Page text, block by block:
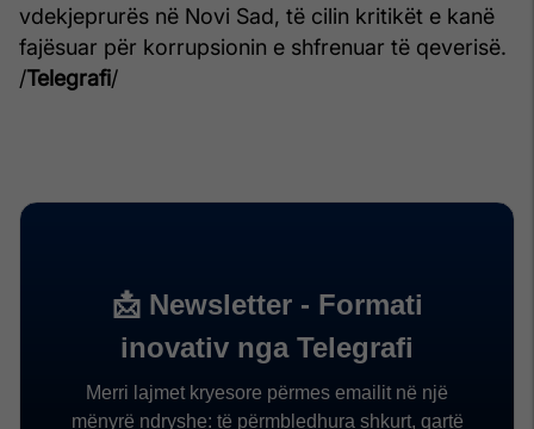
vdekjeprurës në Novi Sad, të cilin kritikët e kanë
fajësuar për korrupsionin e shfrenuar të qeverisë.
/Telegrafi/